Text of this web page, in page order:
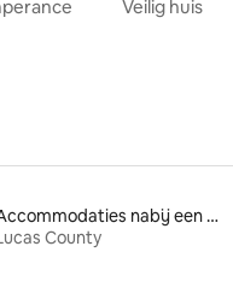
Veilig huis
Accommodaties nabij een strand
County